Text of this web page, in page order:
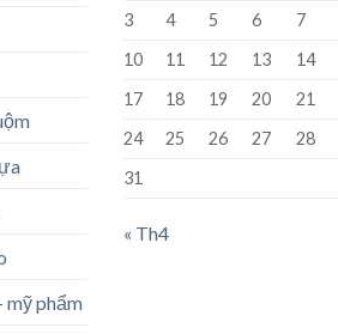
mỹ phẩm
3
4 5 6 7
10
11 12 13 14
17
18 19 20 21
24
25 26 27 28
31
« Th4